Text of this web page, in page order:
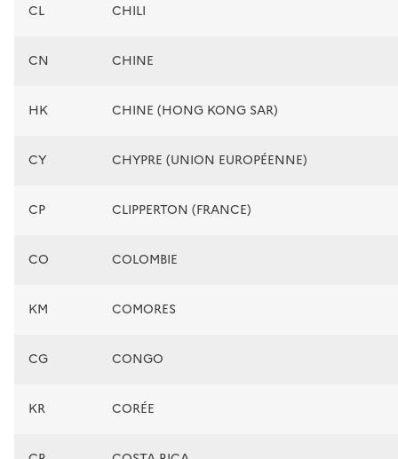
CL CHILI
CN CHINE
HK CHINE (HONG KONG SAR)
CY CHYPRE (UNION EUROPÉENNE)
CP CLIPPERTON (FRANCE)
CO COLOMBIE
KM COMORES
CG CONGO
KR CORÉE